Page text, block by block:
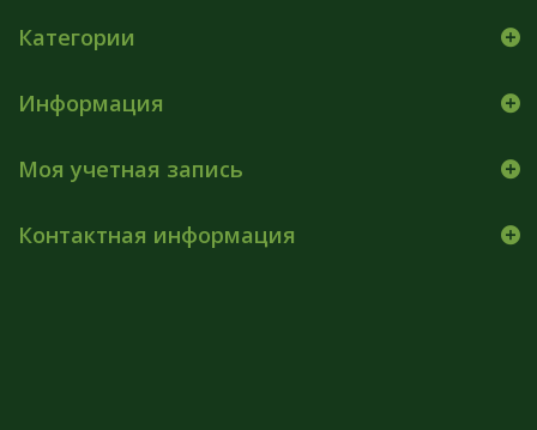
Категории
Информация
Моя учетная запись
Контактная информация